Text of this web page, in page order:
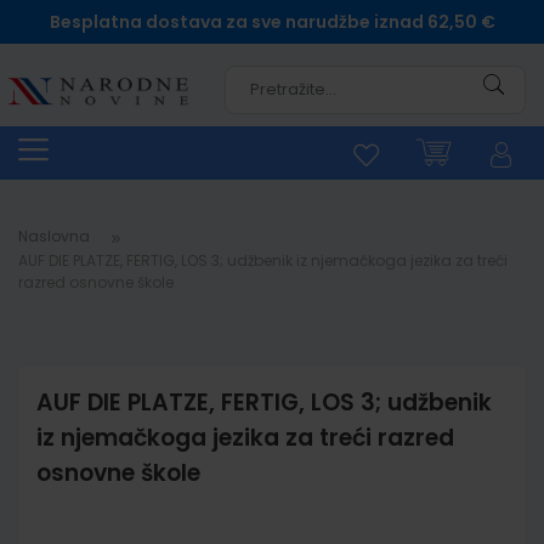
Besplatna dostava za sve narudžbe iznad 62,50 €
Naslovna
AUF DIE PLATZE, FERTIG, LOS 3; udžbenik
iz njemačkoga jezika za treći razred
osnovne škole